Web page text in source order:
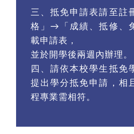
三、 抵免申請表請至註
格」→「成績、抵修、
載申請表 ，
並於開學後兩週內辦理。
四、請依本校學生抵免
提出學分抵免申請，相
程專業需相符。